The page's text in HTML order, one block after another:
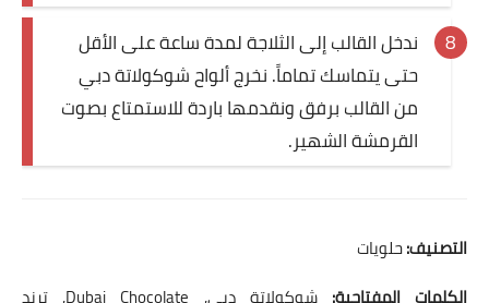
ندخل القالب إلى الثلاجة لمدة ساعة على الأقل
حتى يتماسك تماماً. نخرج ألواح شوكولاتة دبي
من القالب برفق ونقدمها باردة للاستمتاع بصوت
القرمشة الشهير.
التصنيف:حلويات
الكلمات المفتاحية:
شوكولاتة دبي, Dubai Chocolate, ترند